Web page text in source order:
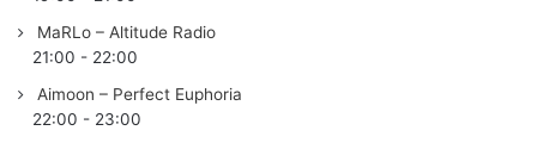
7. Drival – Mandala
8. XiJaro & Pitch & Sholan – No Remorse
9. Yoshi & Razner with Cari – Angel
10. Metta & Glyde – Visualize (Sean Tyas Remix)
MaRLo – Altitude Radio
21:00 - 22:00
Aimoon – Perfect Euphoria
22:00 - 23:00